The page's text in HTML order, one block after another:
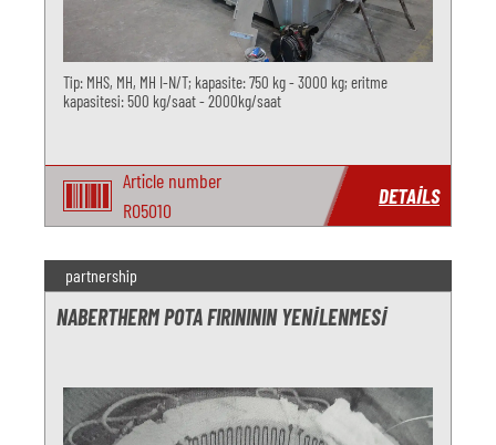
Tip: MHS, MH, MH I-N/T; kapasite: 750 kg - 3000 kg; eritme
kapasitesi: 500 kg/saat - 2000kg/saat
Article number
RO5010
DETAILS
partnership
NABERTHERM POTA FIRINININ YENILENMESI